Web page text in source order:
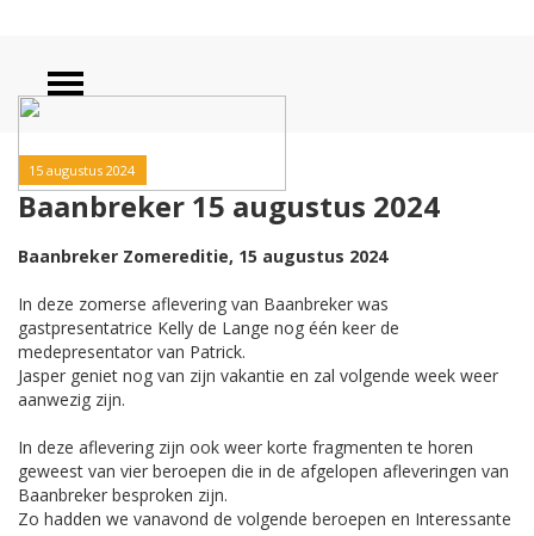
15 augustus 2024
Baanbreker 15 augustus 2024
Baanbreker Zomereditie, 15 augustus 2024
In deze zomerse aflevering van Baanbreker was
gastpresentatrice Kelly de Lange nog één keer de
medepresentator van Patrick.
Jasper geniet nog van zijn vakantie en zal volgende week weer
aanwezig zijn.
In deze aflevering zijn ook weer korte fragmenten te horen
geweest van vier beroepen die in de afgelopen afleveringen van
Baanbreker besproken zijn.
Zo hadden we vanavond de volgende beroepen en Interessante